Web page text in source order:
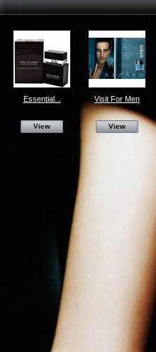
Essential...
View
Visit For Men
View